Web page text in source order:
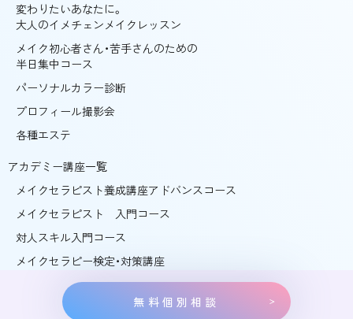
無料個別相談
変わりたいあなたに。
大人のイメチェンメイクレッスン
メイク初心者さん・苦手さんのための
半日集中コース
パーソナルカラー診断
プロフィール撮影会
各種エステ
アカデミー講座一覧
メイクセラピスト養成講座アドバンスコース
メイクセラピスト 入門コース
対人スキル入門コース
メイクセラピー検定・対策講座
©ガラスの靴 ALL RIGHTS RESERVED.